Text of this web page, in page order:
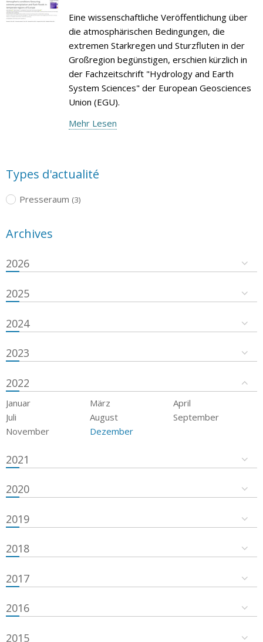
Eine wissenschaftliche Veröffentlichung über
die atmosphärischen Bedingungen, die
extremen Starkregen und Sturzfluten in der
Großregion begünstigen, erschien kürzlich in
der Fachzeitschrift "Hydrology and Earth
System Sciences" der European Geosciences
Union (EGU).
Mehr Lesen
Types d'actualité
Presseraum (3)
Archives
2026
2025
2024
2023
2022
Januar März
April
Juli
August
September
November
Dezember
2021
2020
2019
2018
2017
2016
2015